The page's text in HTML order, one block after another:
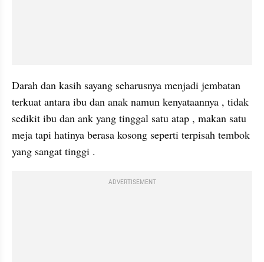
Darah dan kasih sayang seharusnya menjadi jembatan
terkuat antara ibu dan anak namun kenyataannya , tidak
sedikit ibu dan ank yang tinggal satu atap , makan satu
meja tapi hatinya berasa kosong seperti terpisah tembok
yang sangat tinggi .
ADVERTISEMENT